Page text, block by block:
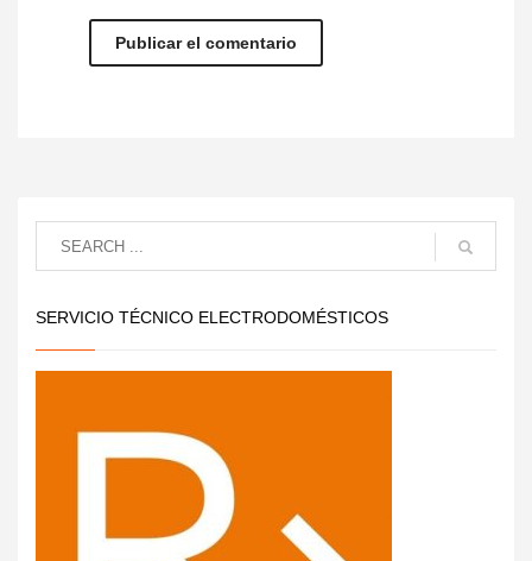
SERVICIO TÉCNICO ELECTRODOMÉSTICOS